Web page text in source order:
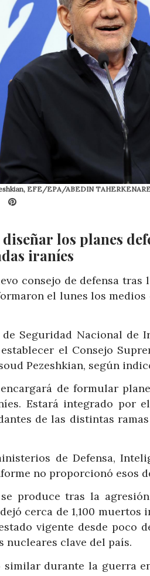
EFE/EPA/ABEDIN
Pinterest
los planes
iraníes
consejo de defensa
el lunes los
Seguridad Nacional de
el Consejo
Pezeshkian, según
de formular
Estará integrado por
de las distintas
de Defensa,
no proporcionó esos
produce tras la
cerca de 1,100
vigente desde poco
nucleares clave del país.
durante la guerra